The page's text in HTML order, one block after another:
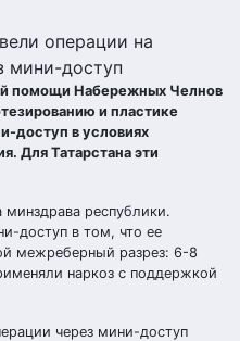
операции на
мини-доступ
помощи Набережных Челнов
и пластике
доступ в условиях
Для Татарстана эти
республики.
доступ в том, что ее
межреберный разрез: 6-8
наркоз с поддержкой
через мини-доступ